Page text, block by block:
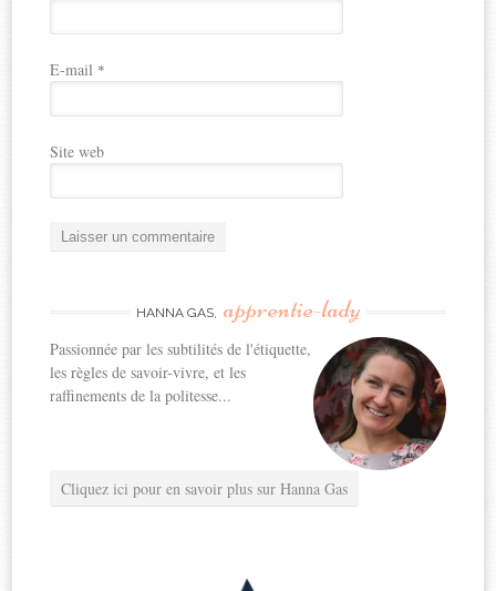
E-mail *
Site web
HANNA GAS, apprentie-lady
Passionnée par les subtilités de l'étiquette,
les règles de savoir-vivre, et les
raffinements de la politesse...
Cliquez ici pour en savoir plus sur Hanna Gas